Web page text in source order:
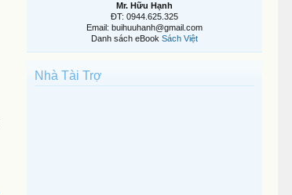
Mr. Hữu Hạnh
ĐT: 0944.625.325
Email: buihuuhanh@gmail.com
Danh sách eBook Sách Việt
Nhà Tài Trợ